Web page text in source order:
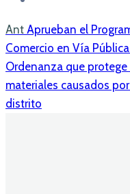
Ant Aprueban el
Comercio en Vía
Ordenanza que
materiales causados
distrito